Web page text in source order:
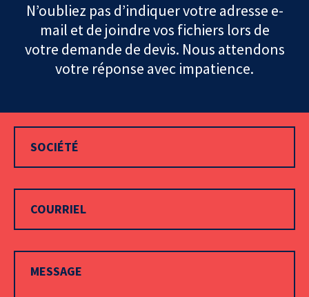
N’oubliez pas d’indiquer votre adresse e-
mail et de joindre vos fichiers lors de
votre demande de devis. Nous attendons
votre réponse avec impatience.